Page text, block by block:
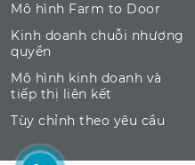
Mô hình Farm to Door
Kinh doanh chuỗi nhượng
quyền
Mô hình kinh doanh và
tiếp thị liên kết
Tùy chỉnh theo yêu cầu